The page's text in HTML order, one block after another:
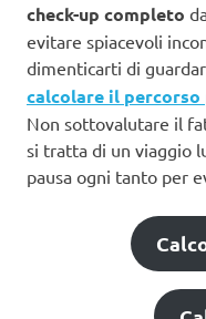
check-up completo
evitare spiacevoli
dimenticarti di
calcolare il
Non sottovalutare il
si tratta di un viaggio
pausa ogni tanto per